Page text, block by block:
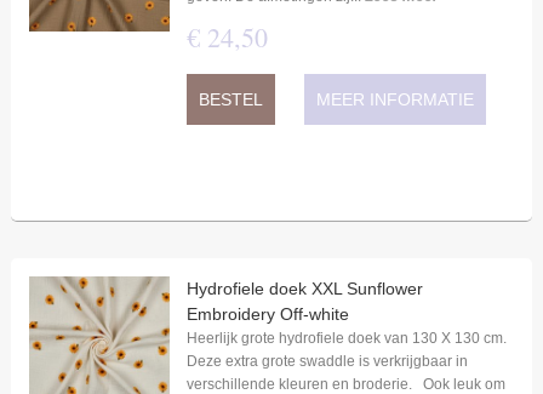
€ 24,50
BESTEL MEER INFORMATIE
Hydrofiele doek XXL Sunflower
Embroidery Off-white
Heerlijk grote hydrofiele doek van 130 X 130 cm.
Deze extra grote swaddle is verkrijgbaar in
verschillende kleuren en broderie. Ook leuk om